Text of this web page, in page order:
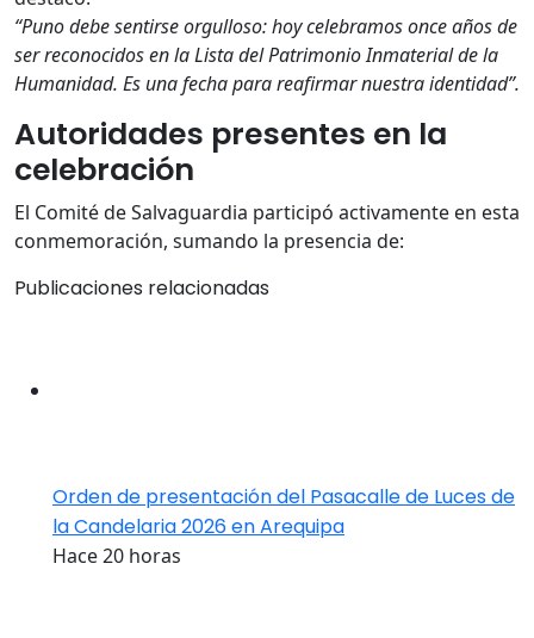
“Puno debe sentirse orgulloso: hoy celebramos once años de
ser reconocidos en la Lista del Patrimonio Inmaterial de la
Humanidad. Es una fecha para reafirmar nuestra identidad”.
Autoridades presentes en la
celebración
El Comité de Salvaguardia participó activamente en esta
conmemoración, sumando la presencia de:
Publicaciones relacionadas
Orden de presentación del Pasacalle de Luces de
la Candelaria 2026 en Arequipa
Hace 20 horas